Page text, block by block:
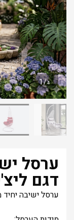
1/4
ערסל
דגם
ערסל ישיבה יחיד